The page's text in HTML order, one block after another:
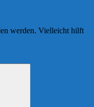
werden. Vielleicht hilft